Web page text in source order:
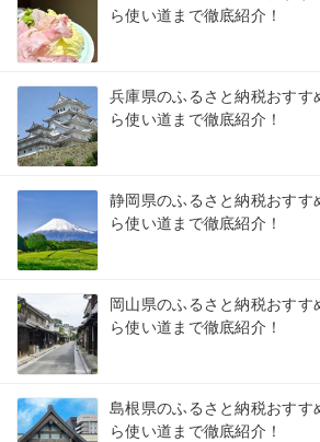
ら使い道まで徹底紹介！
兵庫県のふるさと納税おす
ら使い道まで徹底紹介！
静岡県のふるさと納税おすす
ら使い道まで徹底紹介！
岡山県のふるさと納税おす
ら使い道まで徹底紹介！
島根県のふるさと納税おすす
ら使い道まで徹底紹介！